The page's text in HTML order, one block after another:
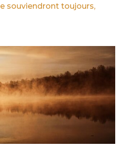
souviendront toujours,